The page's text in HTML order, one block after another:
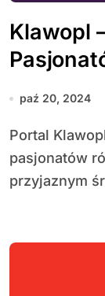
Klawopl
paź 20, 2024
Portal Klawopl to wyjątkowe miejsce, które łączy
pasjonatów
przyjaznym